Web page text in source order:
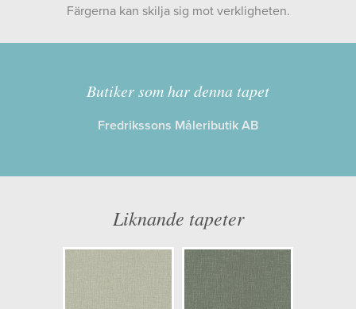
Kollektion:
Shades
Information
Längd x Bredd: 10,05 x 0,53
Färgerna kan skilja sig mot verkligheten.
Butiker som har denna tapet
Fredrikssons Måleributik AB
Liknande tapeter